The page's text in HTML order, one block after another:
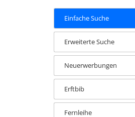
Einfache Suche
Erweiterte Suche
Neuerwerbungen
Erftbib
Fernleihe